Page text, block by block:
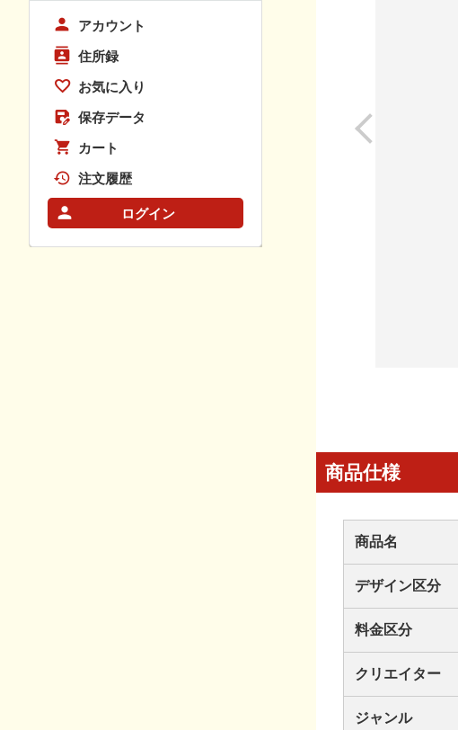
商品仕様
商品名
デザイン区分
料金区分
クリエイター
ジャンル
アカウント
住所録
お気に入り
保存データ
カート
注文履歴
ログイン